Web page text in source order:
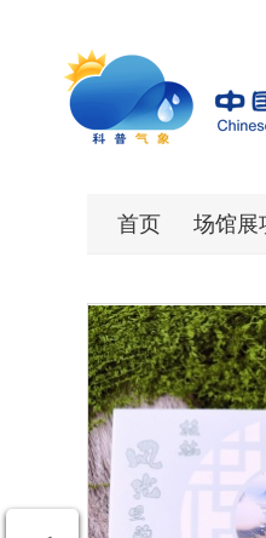
首页 场馆展